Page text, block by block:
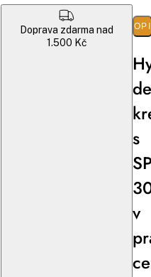
Doprava zdarma nad
1.500 Kč
s
v